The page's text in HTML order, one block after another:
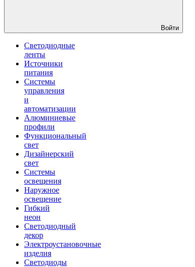
Войти
Светодиодные
ленты
Источники
питания
Системы
управления
и
автоматизации
Алюминиевые
профили
Функциональный
свет
Дизайнерский
свет
Системы
освещения
Наружное
освещение
Гибкий
неон
Светодиодный
декор
Электроустановочные
изделия
Светодиоды